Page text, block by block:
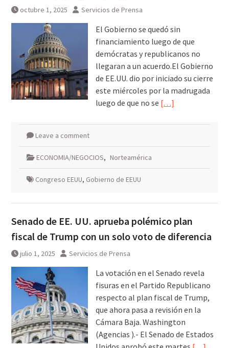
octubre 1, 2025 Servicios de Prensa
El Gobierno se quedó sin
financiamiento luego de que
demócratas y republicanos no
llegaran a un acuerdo.El Gobierno
de EE.UU. dio por iniciado su cierre
este miércoles por la madrugada
luego de que no se […]
Leave a comment
ECONOMIA/NEGOCIOS, Norteamérica
Congreso EEUU, Gobierno de EEUU
Senado de EE. UU. aprueba polémico plan
fiscal de Trump con un solo voto de diferencia
julio 1, 2025 Servicios de Prensa
La votación en el Senado revela
fisuras en el Partido Republicano
respecto al plan fiscal de Trump,
que ahora pasa a revisión en la
Cámara Baja. Washington
(Agencias ).- El Senado de Estados